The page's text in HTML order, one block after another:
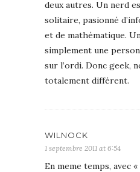
deux autres. Un nerd
solitaire, pasionné
et de mathématique.
simplement une
sur l’ordi. Donc geek,
totalement différent.
WILNOCK
1 septembre 2011 at 6:54
En meme temps, avec